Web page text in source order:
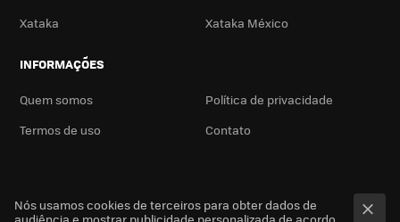
Xataka Xataka México
INFORMAÇÕES
Quem somos
Política de privacidade
Termos de uso
Contato
Nós usamos cookies de terceiros para obter dados de